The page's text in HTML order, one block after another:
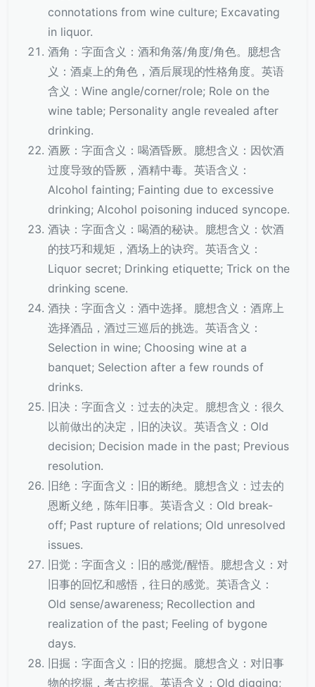
connotations from wine culture; Excavating
in liquor.
酒角：字面含义：酒和角落/角度/角色。臆想含
义：酒桌上的角色，酒后展现的性格角度。英语
含义：Wine angle/corner/role; Role on the
wine table; Personality angle revealed after
drinking.
酒厥：字面含义：喝酒昏厥。臆想含义：因饮酒
过度导致的昏厥，酒精中毒。英语含义：
Alcohol fainting; Fainting due to excessive
drinking; Alcohol poisoning induced syncope.
酒诀：字面含义：喝酒的秘诀。臆想含义：饮酒
的技巧和规矩，酒场上的诀窍。英语含义：
Liquor secret; Drinking etiquette; Trick on the
drinking scene.
酒抉：字面含义：酒中选择。臆想含义：酒席上
选择酒品，酒过三巡后的挑选。英语含义：
Selection in wine; Choosing wine at a
banquet; Selection after a few rounds of
drinks.
旧决：字面含义：过去的决定。臆想含义：很久
以前做出的决定，旧的决议。英语含义：Old
decision; Decision made in the past; Previous
resolution.
旧绝：字面含义：旧的断绝。臆想含义：过去的
恩断义绝，陈年旧事。英语含义：Old break-
off; Past rupture of relations; Old unresolved
issues.
旧觉：字面含义：旧的感觉/醒悟。臆想含义：对
旧事的回忆和感悟，往日的感觉。英语含义：
Old sense/awareness; Recollection and
realization of the past; Feeling of bygone
days.
旧掘：字面含义：旧的挖掘。臆想含义：对旧事
物的挖掘，考古挖掘。英语含义：Old digging;